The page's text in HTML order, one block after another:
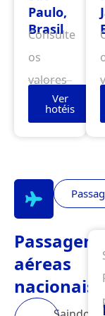
Paulo,
Brasil
Consulte
os
valores
Ver
hotéis
Passagens
aéreas
nacionais